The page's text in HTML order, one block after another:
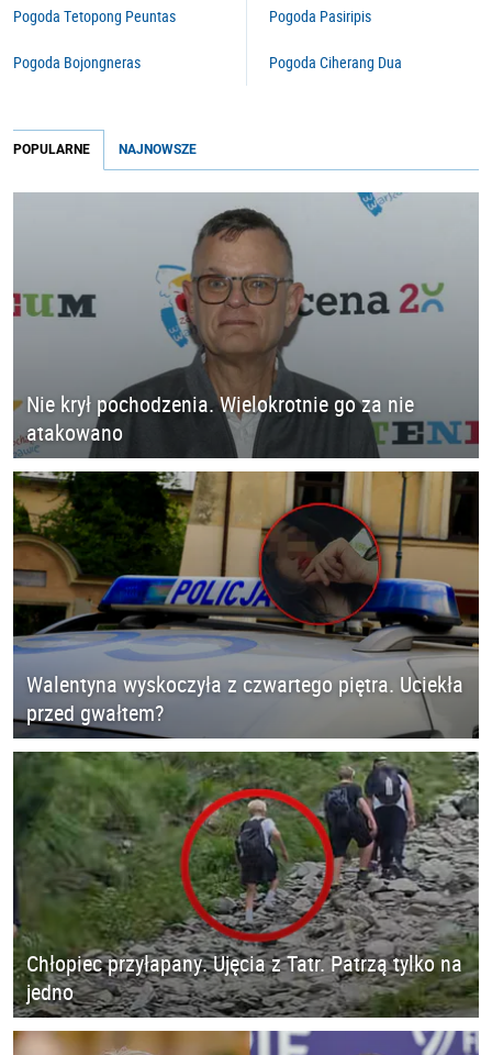
Pogoda Tetopong Peuntas
Pogoda Bojongneras
Pogoda Pasiripis
Pogoda Ciherang Dua
POPULARNE NAJNOWSZE
Nie krył pochodzenia. Wielokrotnie go za nie
atakowano
Walentyna wyskoczyła z czwartego piętra. Uciekła
przed gwałtem?
Chłopiec przyłapany. Ujęcia z Tatr. Patrzą tylko na
jedno